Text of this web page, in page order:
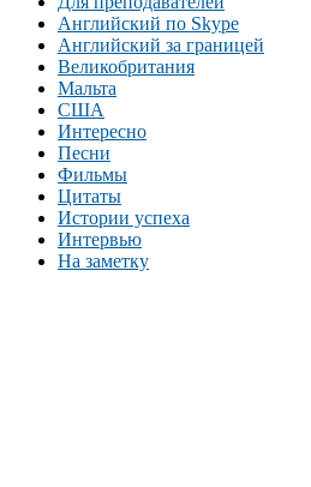
Английский по Skype
Английский за границей
Великобритания
Мальта
США
Интересно
Песни
Фильмы
Цитаты
Истории успеха
Интервью
На заметку